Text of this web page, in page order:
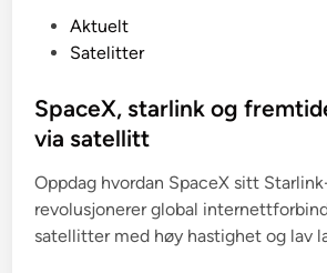
t
e
i
n
Aktuelt
Satelitter
SpaceX, starlink og
via satellitt
Oppdag hvordan SpaceX sitt
revolusjonerer global
satellitter med høy hastighet og lav